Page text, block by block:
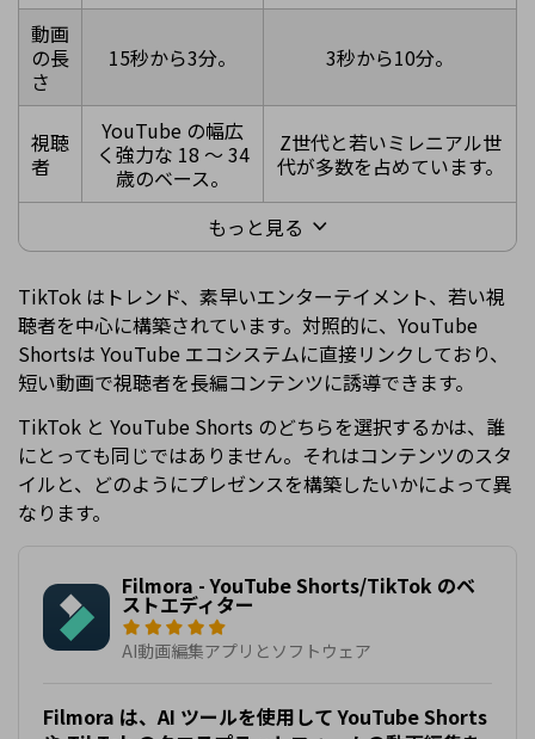
動画
の長
さ
15秒から3分。 3秒から10分。
視聴
者
YouTube の幅広
く強力な 18 ～ 34
歳のベース。
Z世代と若いミレニアル世
代が多数を占めています。
もっと見る
TikTok はトレンド、素早いエンターテイメント、若い視
聴者を中心に構築されています。対照的に、YouTube
Shortsは YouTube エコシステムに直接リンクしており、
短い動画で視聴者を長編コンテンツに誘導できます。
TikTok と YouTube Shorts のどちらを選択するかは、誰
にとっても同じではありません。それはコンテンツのスタ
イルと、どのようにプレゼンスを構築したいかによって異
なります。
Filmora - YouTube Shorts/TikTok のベ
ストエディター
AI動画編集アプリとソフトウェア
Filmora は、AI ツールを使用して YouTube Shorts